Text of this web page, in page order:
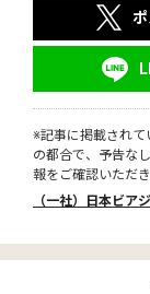
※記事に掲載されて
の都合で、予告な
報をご確認いただ
（一社）日本ビア